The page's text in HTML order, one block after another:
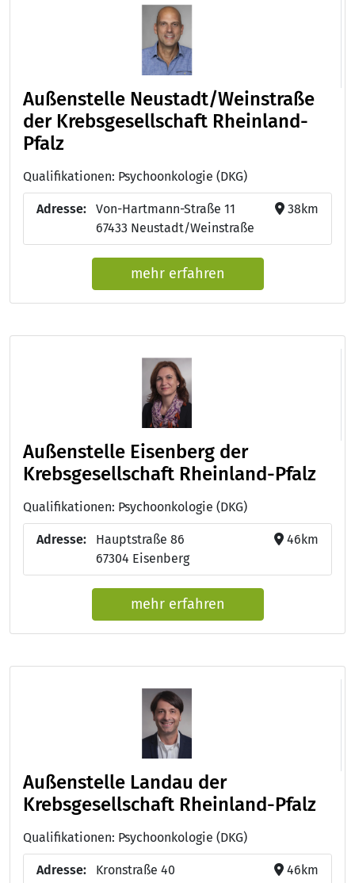
Außenstelle Neustadt/Weinstraße
der Krebsgesellschaft Rheinland-
Pfalz
Qualifikationen: Psychoonkologie (DKG)
Adresse:
Von-Hartmann-Straße 11
67433 Neustadt/Weinstraße
38km
mehr erfahren
Außenstelle Eisenberg der
Krebsgesellschaft Rheinland-Pfalz
Qualifikationen: Psychoonkologie (DKG)
Adresse:
Hauptstraße 86
67304 Eisenberg
46km
mehr erfahren
Außenstelle Landau der
Krebsgesellschaft Rheinland-Pfalz
Qualifikationen: Psychoonkologie (DKG)
Adresse:
Kronstraße 40
46km